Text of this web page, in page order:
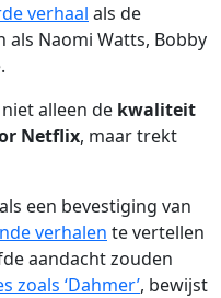
verhaal als de
als Naomi Watts, Bobby
alleen de kwaliteit
Netflix, maar trekt
een bevestiging van
verhalen te vertellen
aandacht zouden
zoals ‘Dahmer’, bewijst